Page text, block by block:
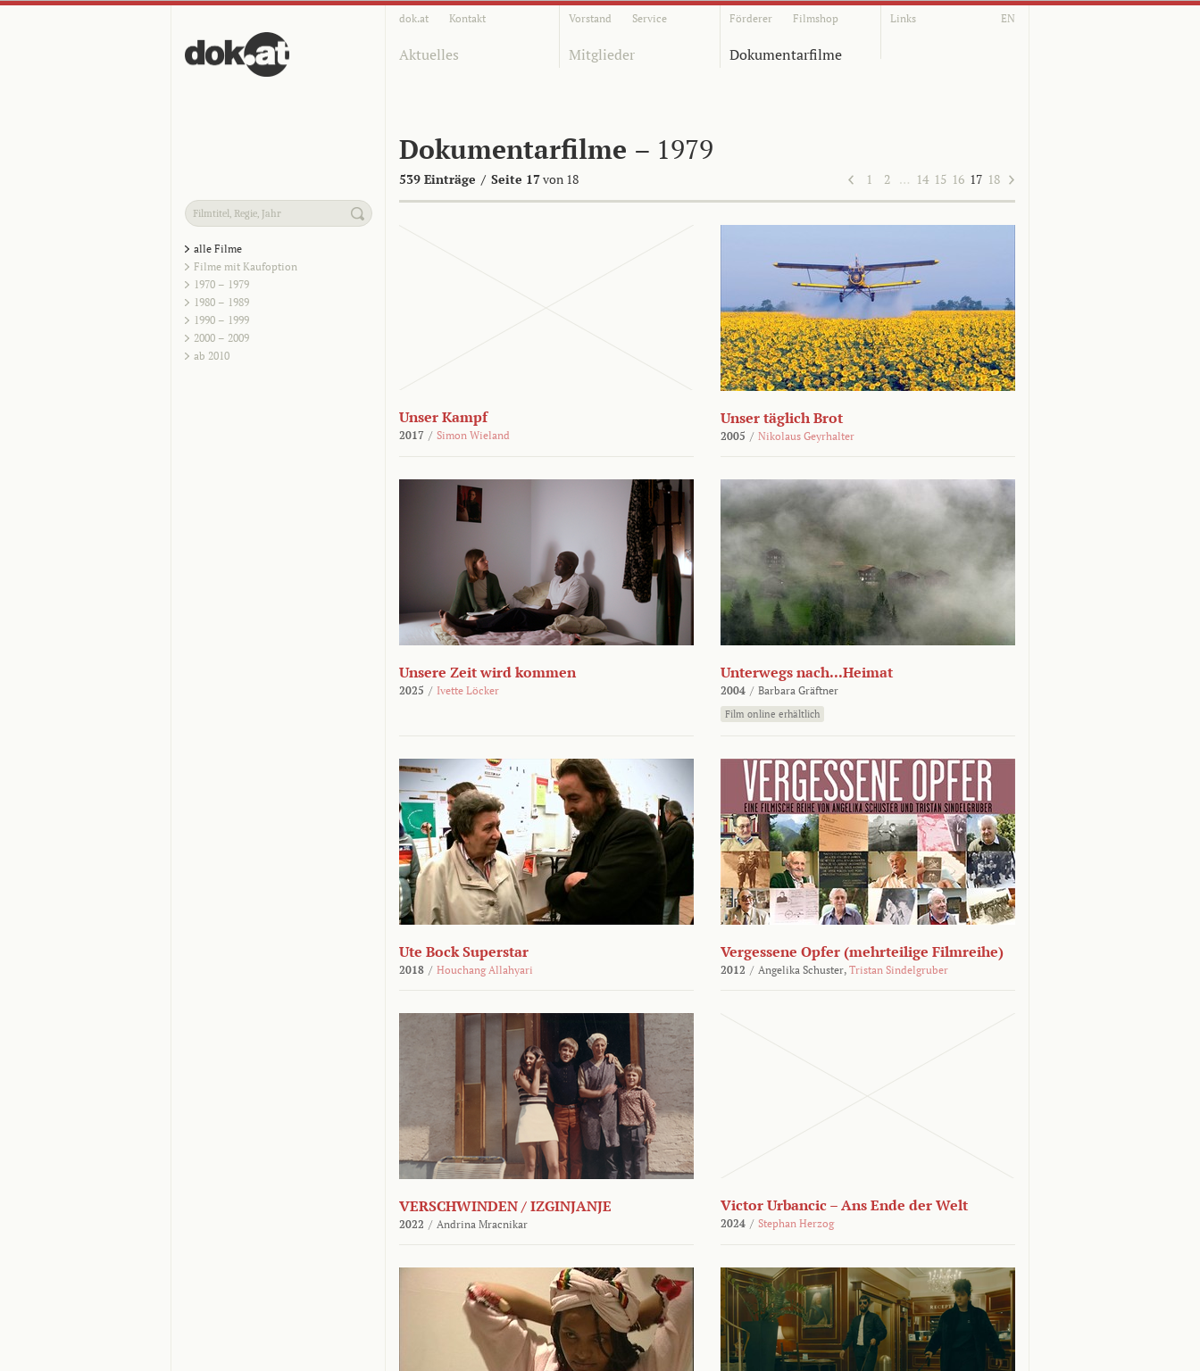
dok.at Kontakt Vorstand Service Förderer Filmshop Links EN
Aktuelles Mitglieder Dokumentarfilme
Dokumentarfilme – 1979
539 Einträge / Seite 17von 18 1 2 … 14 15 16 17 18
alle Filme
Filme mit Kaufoption
1970 – 1979
1980 – 1989
1990 – 1999
2000 – 2009
ab 2010
Unser Kampf
2017 / Simon Wieland
Unser täglich Brot
2005 / Nikolaus Geyrhalter
Unsere Zeit wird kommen
2025 / Ivette Löcker
Unterwegs nach...Heimat
2004 / Barbara Gräftner
Film online erhältlich
Ute Bock Superstar
2018 / Houchang Allahyari
Vergessene Opfer (mehrteilige Filmreihe)
2012 / Angelika Schuster, Tristan Sindelgruber
VERSCHWINDEN / IZGINJANJE
2022 / Andrina Mracnikar
Victor Urbancic – Ans Ende der Welt
2024 / Stephan Herzog